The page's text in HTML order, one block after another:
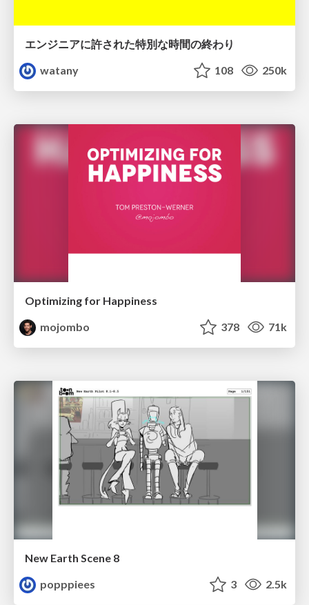
エンジニアに許された特別な時間の終わり
watany
108 250k
Optimizing for Happiness
mojombo
378 71k
New Earth Scene 8
popppiees
3 2.5k